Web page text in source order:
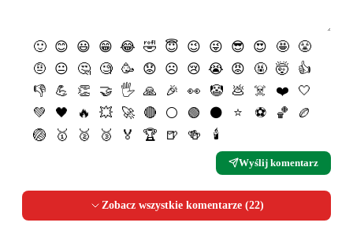
🙂 😊 😃 😁 😂 🤣 😇 😉 😜 😎 😍 🤩
😤
🤨
😐 🤔 🧐 🥳 😟 ☹️ 😢 😭 😡 🤬 🤯
👍
👎
💪 👏 🤝 🖐 🙏 🎉 👀 🤡 💩 ☠️ ❤️
🤍
💚
🖤 🔥 💥 🚀 🔴 ⚪️ 🟢 ⚫️ ⭐️ ⚽️ 🏀
🏉
🏐
🥇 🥈 🥉 🏅 🏆 🍺 🍻 🕯
Wyślij komentarz
Zobacz wszystkie komentarze (22)